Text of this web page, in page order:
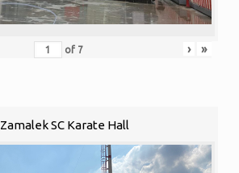
of 7 › »
Zamalek SC Karate Hall